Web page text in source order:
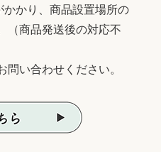
かかり、商品設置場所の
（商品発送後の対応不
問い合わせください。